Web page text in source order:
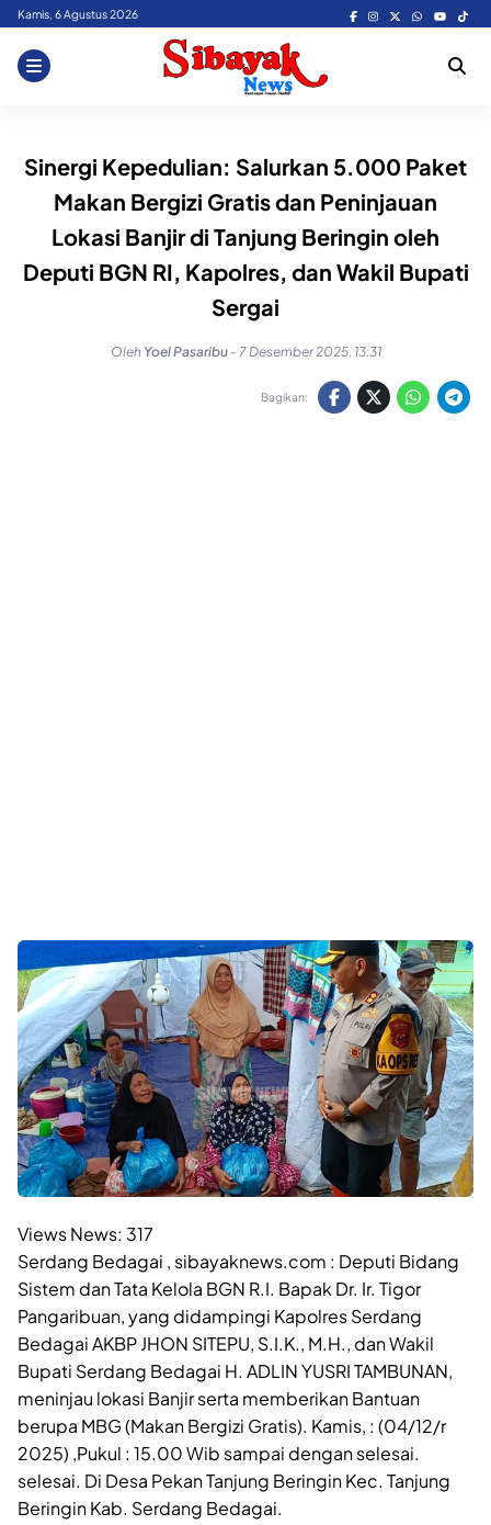
Skip
content
Kamis, 6 Agustus 2026
Sinergi Kepedulian: Salurkan 5.000 Paket
Makan Bergizi Gratis dan Peninjauan
Lokasi Banjir di Tanjung Beringin oleh
Deputi BGN RI, Kapolres, dan Wakil Bupati
Sergai
Oleh Yoel Pasaribu - 7 Desember 2025, 13:31
Bagikan:
Views News: 317
Serdang Bedagai , sibayaknews.com : Deputi Bidang
Sistem dan Tata Kelola BGN R.I. Bapak Dr. Ir. Tigor
Pangaribuan, yang didampingi Kapolres Serdang
Bedagai AKBP JHON SITEPU, S.I.K., M.H., dan Wakil
Bupati Serdang Bedagai H. ADLIN YUSRI TAMBUNAN,
meninjau lokasi Banjir serta memberikan Bantuan
berupa MBG (Makan Bergizi Gratis). Kamis, : (04/12/r
2025) ,Pukul : 15.00 Wib sampai dengan selesai.
selesai. Di Desa Pekan Tanjung Beringin Kec. Tanjung
Beringin Kab. Serdang Bedagai.